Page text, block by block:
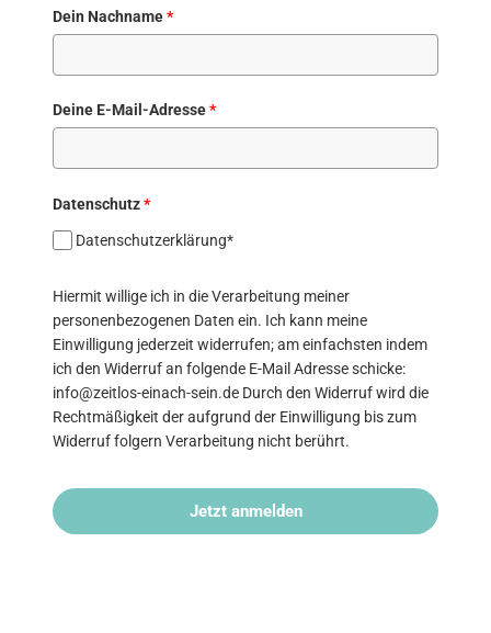
Dein Nachname*
Deine E-Mail-Adresse*
Datenschutz*
Datenschutzerklärung*
Hiermit willige ich in die Verarbeitung meiner
personenbezogenen Daten ein. Ich kann meine
Einwilligung jederzeit widerrufen; am einfachsten indem
ich den Widerruf an folgende E-Mail Adresse schicke:
info@zeitlos-einach-sein.de Durch den Widerruf wird die
Rechtmäßigkeit der aufgrund der Einwilligung bis zum
Widerruf folgern Verarbeitung nicht berührt.
Jetzt anmelden